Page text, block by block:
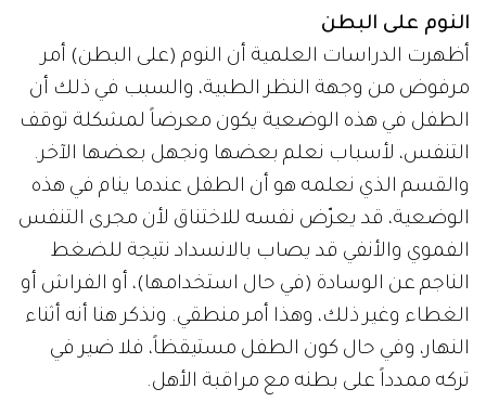
النوم على البطن
أظهرت الدراسات العلمية أن النوم (على البطن) أمر
مرفوض من وجهة النظر الطبية، والسبب في ذلك أن
الطفل في هذه الوضعية يكون معرضاً لمشكلة توقف
التنفس، لأسباب نعلم بعضها ونجهل بعضها الآخر.
والقسم الذي نعلمه هو أن الطفل عندما ينام في هذه
الوضعية، قد يعرّض نفسه للاختناق لأن مجرى التنفس
الفموي والأنفي قد يصاب بالانسداد نتيجة للضغط
الناجم عن الوسادة (في حال استخدامها)، أو الفراش أو
الغطاء وغير ذلك، وهذا أمر منطقي. ونذكر هنا أنه أثناء
النهار، وفي حال كون الطفل مستيقظاً، فلا ضير في
تركه ممدداً على بطنه مع مراقبة الأهل.